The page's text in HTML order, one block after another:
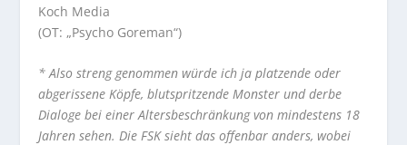
Koch Media
(OT: „Psycho Goreman“)
* Also streng genommen würde ich ja platzende oder
abgerissene Köpfe, blutspritzende Monster und derbe
Dialoge bei einer Altersbeschränkung von mindestens 18
Jahren sehen. Die FSK sieht das offenbar anders, wobei